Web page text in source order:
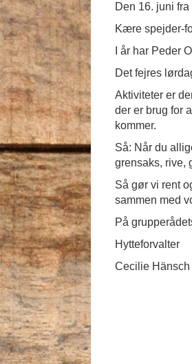
Den 16. juni
Kære spejder-
I år har Peder
Det fejres
Aktiviteter er
der er brug for
kommer.
Så: Når du
grensaks, rive,
Så gør vi rent
sammen med
På
Hytteforvalter
Cecilie Hänsch